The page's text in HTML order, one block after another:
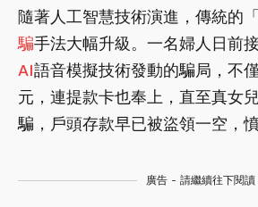
隨著人工智慧技術演進，傳統的
騙手法大幅升級。一名婦人日前
AI語音模擬技術發動的騙局，不
元，連提款卡也奉上，直至真女
騙，戶頭存款早已被盜領一空，
廣告 - 請繼續往下閱讀